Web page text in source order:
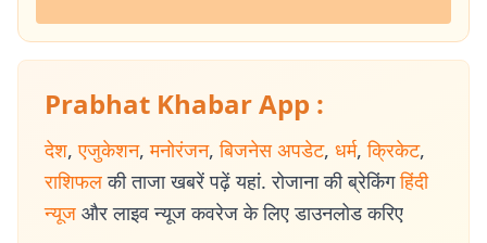
Prabhat Khabar App :
देश, एजुकेशन, मनोरंजन, बिजनेस अपडेट, धर्म, क्रिकेट,
राशिफल की ताजा खबरें पढ़ें यहां. रोजाना की ब्रेकिंग हिंदी
न्यूज और लाइव न्यूज कवरेज के लिए डाउनलोड करिए